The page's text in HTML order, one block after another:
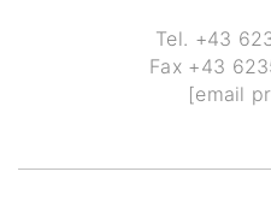
Tel. +43
Fax +43
[email